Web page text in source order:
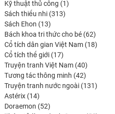
Kỹ thuật thủ công 11
Sách thiếu nhi 313313
Sách Ehon 1313
produits
Bách khoa tri thức cho bé 6262
produits
Cổ tích dân gian Việt Nam 1818
Cổ tích thế giới 1717
produits
Truyện tranh Việt Nam 4040
produits
Tương tác thông minh 4242
produits
Truyện tranh nước ngoài 131131
Astérix 1414
produits
Doraemon 5252